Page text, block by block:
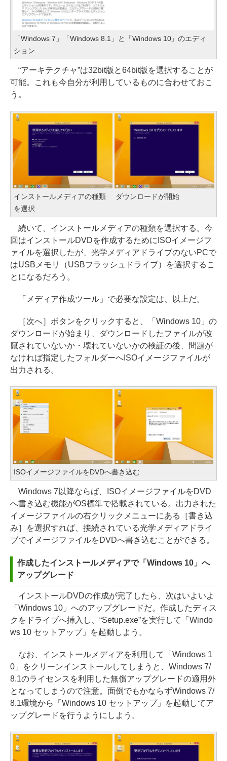
「Windows 7」「Windows 8.1」と「Windows 10」のエディ
ション
“アーキテクチャ”は32bit版と64bit版を選択することが
可能。これも今自分が利用しているものに合わせておこ
う。
インストールメディアの種類
を選択
ダウンロードが開始
続いて、インストールメディアの種類を選択する。今
回はインストールDVDを作成するためにISOイメージフ
ァイルを選択したが、光学メディアドライブのないPCで
はUSBメモリ（USBフラッシュドライブ）を選択するこ
とになるだろう。
「メディア作成ツール」で必要な設定は、以上だ。
［次へ］ボタンをクリックすると、「Windows 10」の
ダウンロードが始まり、ダウンロードしたファイルが改
竄されていないか・壊れていないかの検証の後、問題が
なければ指定したフォルダーへISOイメージファイルが
出力される。
ISOイメージファイルをDVDへ書き込む
Windows 7以降ならば、ISOイメージファイルをDVD
へ書き込む機能がOS標準で搭載されている。出力された
イメージファイルの右クリックメニューにある［書き込
み］を選択すれば、接続されている光学メディアドライ
ブでイメージファイルをDVDへ書き込むことができる。
作成したインストールメディアで「Windows 10」へ
アップグレード
インストールDVDの作成が完了したら、次はいよいよ
「Windows 10」へのアップグレードだ。作成したディス
クをドライブへ挿入し、“Setup.exe”を実行して「Windo
ws 10 セットアップ」を起動しよう。
なお、インストールメディアを利用して「Windows 1
0」をクリーンインストールしてしまうと、Windows 7/
8.1のライセンスを利用した無償アップグレードの適用外
となってしまうので注意。面倒でもかならずWindows 7/
8.1環境から「Windows 10 セットアップ」を起動してア
ップグレードを行うようにしよう。